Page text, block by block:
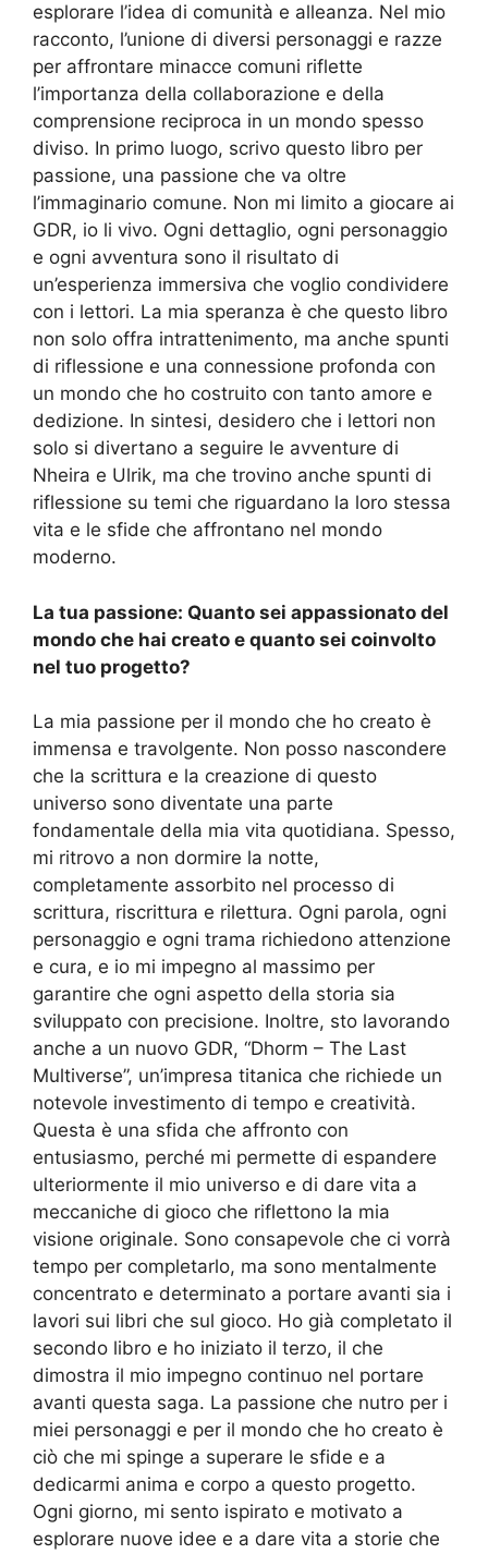
esplorare l’idea di comunità e alleanza. Nel mio
racconto, l’unione di diversi personaggi e razze
per affrontare minacce comuni riflette
l’importanza della collaborazione e della
comprensione reciproca in un mondo spesso
diviso. In primo luogo, scrivo questo libro per
passione, una passione che va oltre
l’immaginario comune. Non mi limito a giocare ai
GDR, io li vivo. Ogni dettaglio, ogni personaggio
e ogni avventura sono il risultato di
un’esperienza immersiva che voglio condividere
con i lettori. La mia speranza è che questo libro
non solo offra intrattenimento, ma anche spunti
di riflessione e una connessione profonda con
un mondo che ho costruito con tanto amore e
dedizione. In sintesi, desidero che i lettori non
solo si divertano a seguire le avventure di
Nheira e Ulrik, ma che trovino anche spunti di
riflessione su temi che riguardano la loro stessa
vita e le sfide che affrontano nel mondo
moderno.
La tua passione: Quanto sei appassionato del
mondo che hai creato e quanto sei coinvolto
nel tuo progetto?
La mia passione per il mondo che ho creato è
immensa e travolgente. Non posso nascondere
che la scrittura e la creazione di questo
universo sono diventate una parte
fondamentale della mia vita quotidiana. Spesso,
mi ritrovo a non dormire la notte,
completamente assorbito nel processo di
scrittura, riscrittura e rilettura. Ogni parola, ogni
personaggio e ogni trama richiedono attenzione
e cura, e io mi impegno al massimo per
garantire che ogni aspetto della storia sia
sviluppato con precisione. Inoltre, sto lavorando
anche a un nuovo GDR, “Dhorm – The Last
Multiverse”, un’impresa titanica che richiede un
notevole investimento di tempo e creatività.
Questa è una sfida che affronto con
entusiasmo, perché mi permette di espandere
ulteriormente il mio universo e di dare vita a
meccaniche di gioco che riflettono la mia
visione originale. Sono consapevole che ci vorrà
tempo per completarlo, ma sono mentalmente
concentrato e determinato a portare avanti sia i
lavori sui libri che sul gioco. Ho già completato il
secondo libro e ho iniziato il terzo, il che
dimostra il mio impegno continuo nel portare
avanti questa saga. La passione che nutro per i
miei personaggi e per il mondo che ho creato è
ciò che mi spinge a superare le sfide e a
dedicarmi anima e corpo a questo progetto.
Ogni giorno, mi sento ispirato e motivato a
esplorare nuove idee e a dare vita a storie che